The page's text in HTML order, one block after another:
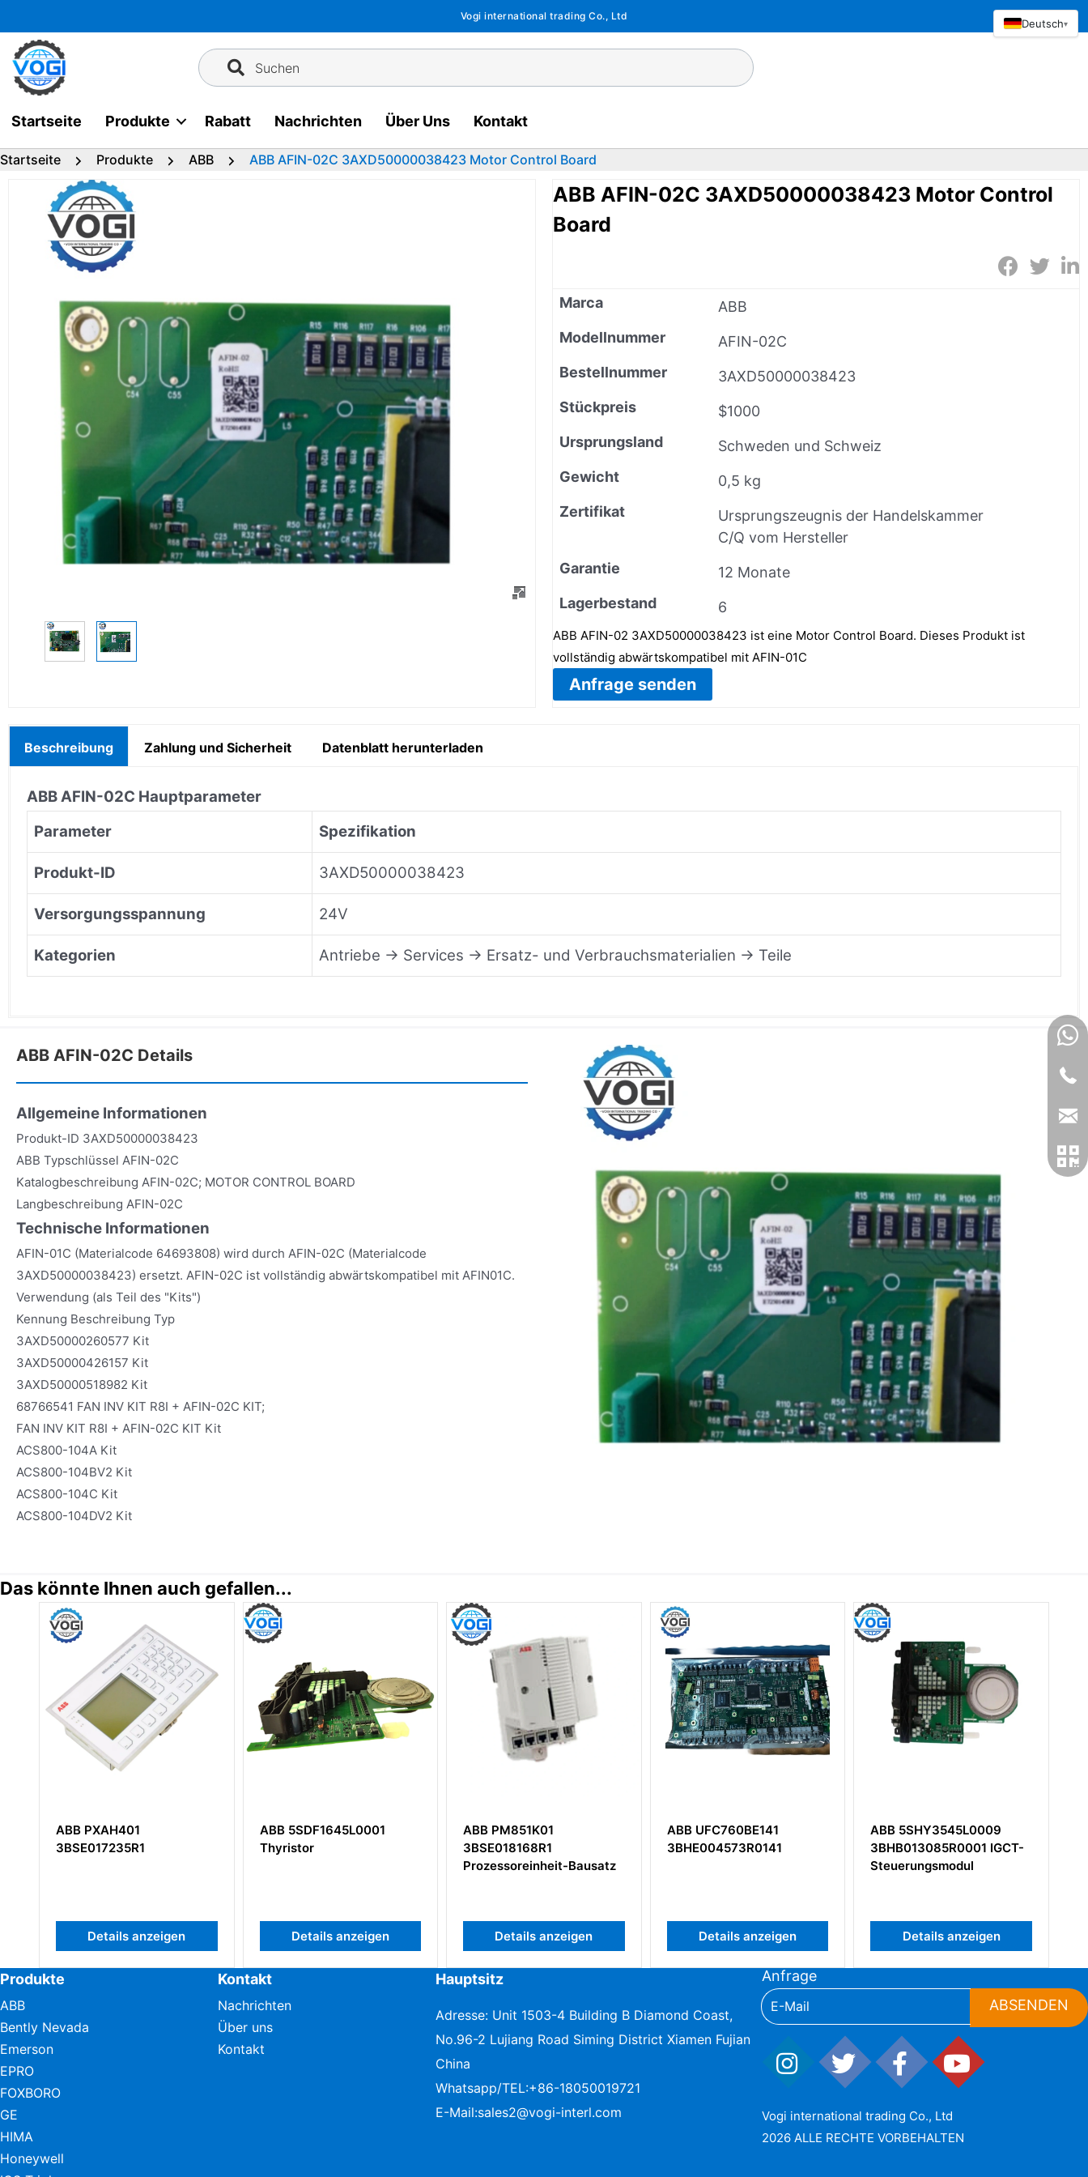
Inhalt
springen
Vogi international trading Co., Ltd
Suchen
Startseite Produkte Rabatt Nachrichten Über Uns Kontakt
Startseite Produkte ABB ABB AFIN-02C 3AXD50000038423 Motor Control Board
ABB AFIN-02C 3AXD50000038423 Motor Control
Board
Marca
ABB
Modellnummer
AFIN-02C
Bestellnummer
3AXD50000038423
Stückpreis
$1000
Ursprungsland
Schweden und Schweiz
Gewicht
0,5 kg
Zertifikat
Ursprungszeugnis der Handelskammer
C/Q vom Hersteller
Garantie
12 Monate
Lagerbestand
6
ABB AFIN-02 3AXD50000038423 ist eine Motor Control Board. Dieses Produkt ist
vollständig abwärtskompatibel mit AFIN-01C
Anfrage senden
Beschreibung Zahlung und Sicherheit Datenblatt herunterladen
ABB AFIN-02C Hauptparameter
Parameter
Spezifikation
Produkt-ID 3AXD50000038423
Versorgungsspannung 24V
Kategorien Antriebe → Services → Ersatz- und Verbrauchsmaterialien → Teile
ABB AFIN-02C Details
Allgemeine Informationen
Produkt-ID 3AXD50000038423
ABB Typschlüssel AFIN-02C
Katalogbeschreibung AFIN-02C; MOTOR CONTROL BOARD
Langbeschreibung AFIN-02C
Technische Informationen
AFIN-01C (Materialcode 64693808) wird durch AFIN-02C (Materialcode
3AXD50000038423) ersetzt. AFIN-02C ist vollständig abwärtskompatibel mit AFIN01C.
Verwendung (als Teil des "Kits")
Kennung Beschreibung Typ
3AXD50000260577 Kit
3AXD50000426157 Kit
3AXD50000518982 Kit
68766541 FAN INV KIT R8I + AFIN-02C KIT;
FAN INV KIT R8I + AFIN-02C KIT Kit
ACS800-104A Kit
ACS800-104BV2 Kit
ACS800-104C Kit
ACS800-104DV2 Kit
Das könnte Ihnen auch gefallen...
ABB 5SDF1645L0001
ABB PM851K01
Prozessoreinheit-Bausatz
ABB UFC760BE141
3BHE004573R0141
ABB 5SHY3545L0009
3BHB013085R0001 IGCT-
ABB UAC326AEV1
HIEE401481R1
Digital-I/O-Karte
Produkte
ABB
Bently Nevada
Emerson
EPRO
FOXBORO
GE
HIMA
Honeywell
Kontakt
Nachrichten
Über uns
Kontakt
Hauptsitz
Adresse: Unit 1503-4 Building B Diamond Coast,
No.96-2 Lujiang Road Siming District Xiamen Fujian
China
Whatsapp/TEL:+86-18050019721
E-Mail:sales2@vogi-interl.com
Anfrage
ABSENDEN
Vogi international trading Co., Ltd
2026 ALLE RECHTE VORBEHALTEN
Deutsch▾